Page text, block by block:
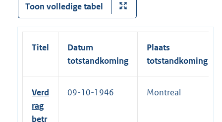
Toon volledige tabel
Titel
Datum
totstandkoming
Plaats
totstandkoming
Verd
rag
betr
09-10-1946 Montreal